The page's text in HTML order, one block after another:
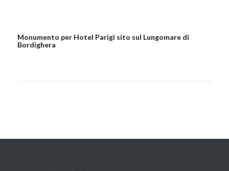
Monumento per Hotel Parigi sito sul Lungomare di
Bordighera